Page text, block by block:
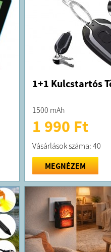
1+1 Kulcstartós
1500 mAh
1 990 Ft
Vásárlások száma: 40
MEGNÉZEM